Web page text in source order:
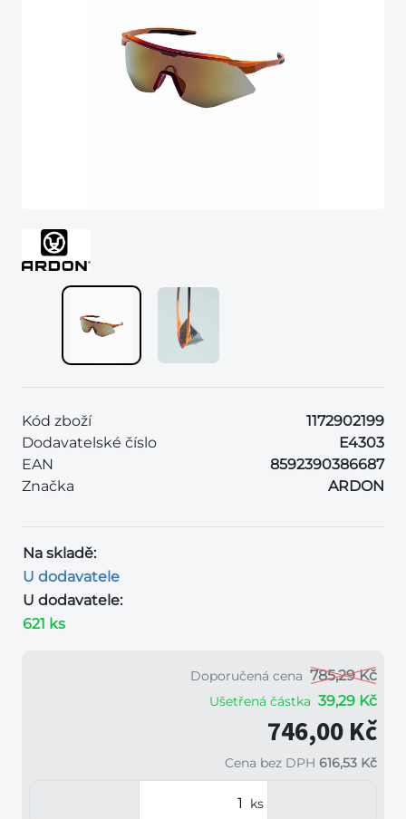
Kód zboží
1172902199
Dodavatelské číslo
E4303
EAN
8592390386687
Značka
ARDON
Na skladě:
U dodavatele
U dodavatele:
621 ks
Doporučená cena 785,29 Kč
Ušetřená částka 39,29 Kč
746,00 Kč
Cena bez DPH 616,53 Kč
ks